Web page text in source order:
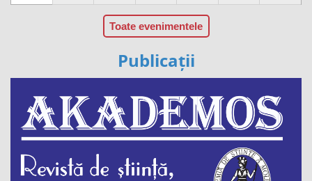
Toate evenimentele
Publicații